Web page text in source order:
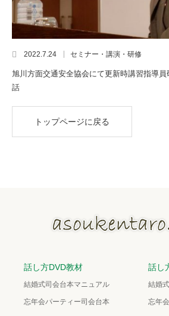
2022.7.24 セミナー・講演・研修
旭川方面交通安全協会にて更新時講習指導
話
トップページに戻る
話し方DVD教材
結婚式司会台本マニュアル
忘年会パーティー司会台本
話し
結婚
忘年